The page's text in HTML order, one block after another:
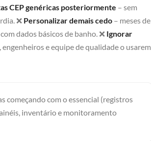
CEP genéricas posteriormente – sem
❌ Personalizar demais cedo – meses de
dados básicos de banho. ❌ Ignorar
e equipe de qualidade o usarem
começando com o essencial (registros
inventário e monitoramento